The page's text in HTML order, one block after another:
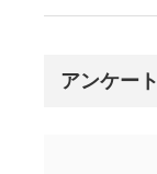
アンケート